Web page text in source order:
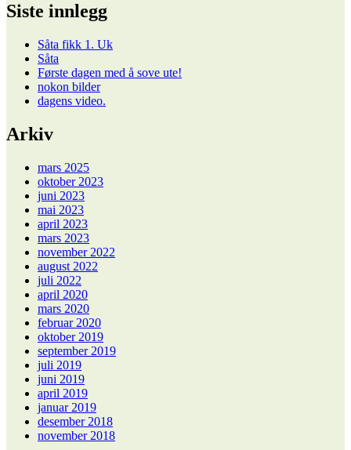
Siste innlegg
Såta fikk 1. Uk
Såta
Første dagen med å sove ute!
nokon bilder
dagens video.
Arkiv
mars 2025
oktober 2023
juni 2023
mai 2023
april 2023
mars 2023
november 2022
august 2022
juli 2022
april 2020
mars 2020
februar 2020
oktober 2019
september 2019
juli 2019
juni 2019
april 2019
januar 2019
desember 2018
november 2018